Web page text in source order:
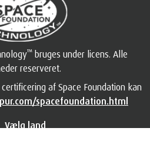
™ bruges under licens. Alle
reserveret.
af Space Foundation kan
spacefoundation.html
Vælg land